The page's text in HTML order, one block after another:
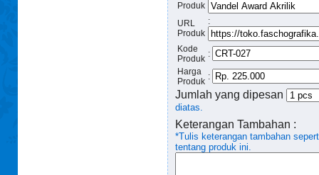
Produk
URL
Produk
:
Kode
Produk :
Harga
Produk :
Jumlah yang dipesan
diatas.
Keterangan Tambahan :
*Tulis keterangan tambahan
tentang produk ini.